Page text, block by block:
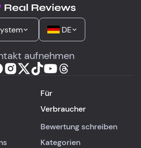
DE
aufnehmen
Für
Verbraucher
Bewertung schreiben
Kategorien